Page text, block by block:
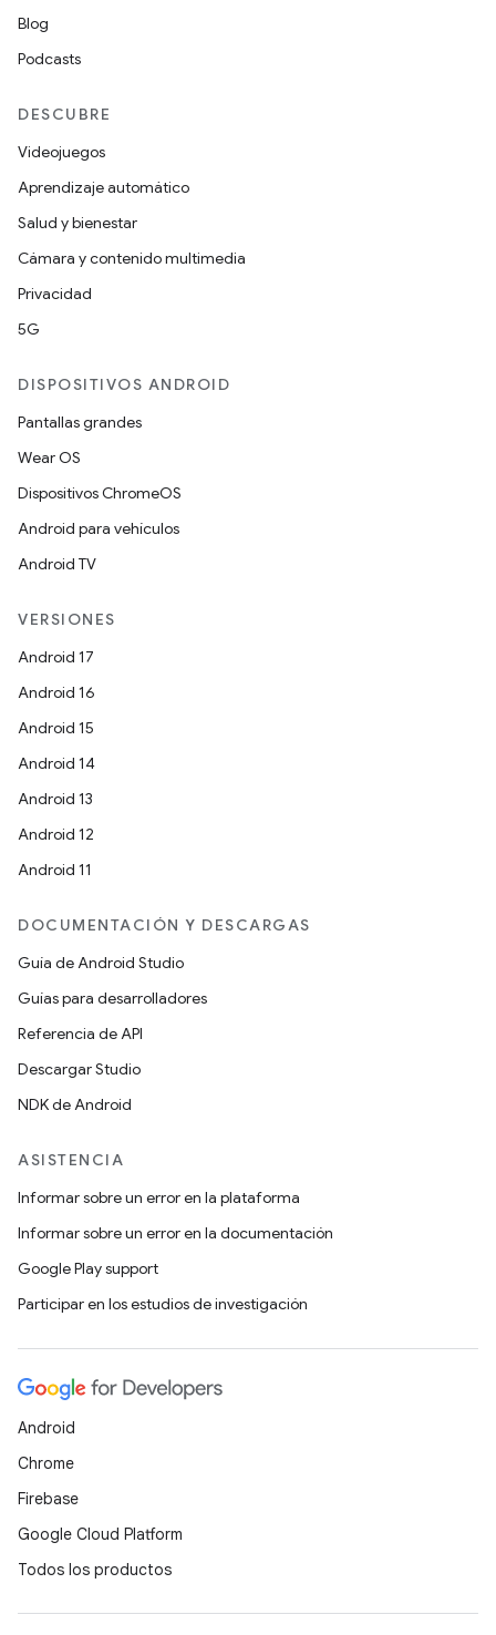
Blog
Podcasts
DESCUBRE
Videojuegos
Aprendizaje automático
Salud y bienestar
Cámara y contenido multimedia
Privacidad
5G
DISPOSITIVOS ANDROID
Pantallas grandes
Wear OS
Dispositivos ChromeOS
Android para vehículos
Android TV
VERSIONES
Android 17
Android 16
Android 15
Android 14
Android 13
Android 12
Android 11
DOCUMENTACIÓN Y DESCARGAS
Guía de Android Studio
Guías para desarrolladores
Referencia de API
Descargar Studio
NDK de Android
ASISTENCIA
Informar sobre un error en la plataforma
Informar sobre un error en la documentación
Google Play support
Participar en los estudios de investigación
Android
Chrome
Firebase
Google Cloud Platform
Todos los productos